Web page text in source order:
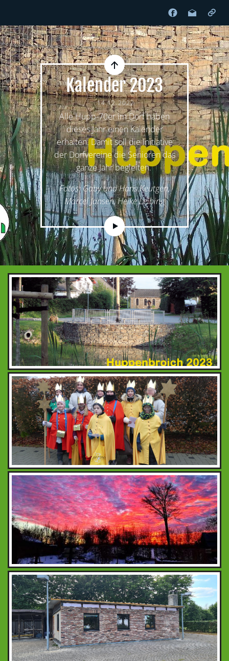
Kalender 2023
14.12.2022
Alle Hupp-70er im Dorf haben
dieses Jahr einen Kalender
erhalten. Damit soll die Initiative
der Dorfvereine die Senioren das
ganze Jahr begleiten.
Fotos: Gaby und Hans Keutgen,
Marcel Jansen, Heike Leibing